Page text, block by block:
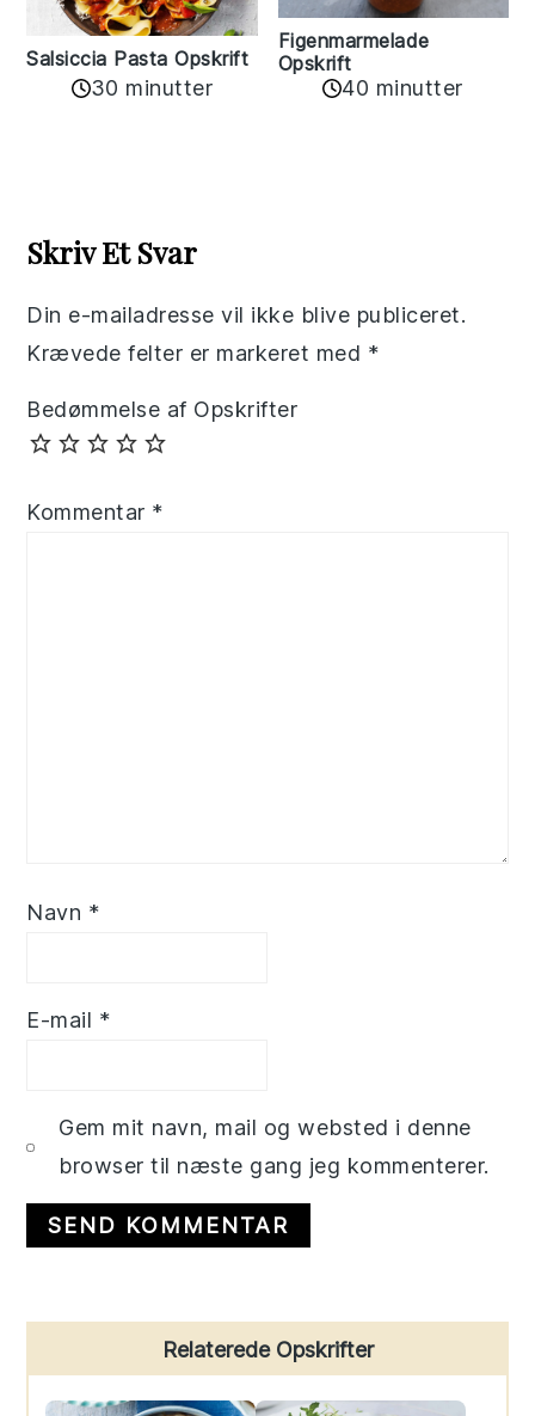
Salsiccia Pasta Opskrift
30 minutter
Figenmarmelade
Opskrift
40 minutter
Interactions
Skriv Et Svar
Din e-mailadresse vil ikke blive publiceret.
Krævede felter er markeret med *
Bedømmelse af Opskrifter
Kommentar *
Navn *
E-mail *
Gem mit navn, mail og websted i denne
browser til næste gang jeg kommenterer.
Sidebar
Relaterede Opskrifter